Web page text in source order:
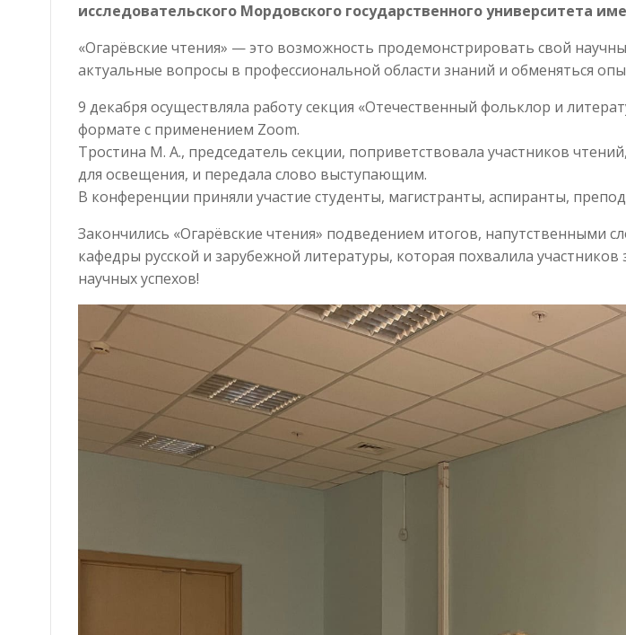
исследовательского Мордовского государственного университета
«Огарёвские чтения» — это возможность продемонстрировать свой
актуальные вопросы в профессиональной области знаний и обменяться
9 декабря осуществляла работу секция «Отечественный фольклор и
формате с применением Zoom.
Тростина М. А., председатель секции, поприветствовала участников
для освещения, и передала слово выступающим.
В конференции приняли участие студенты, магистранты, аспиранты,
Закончились «Огарёвские чтения» подведением итогов, напутственными
кафедры русской и зарубежной литературы, которая похвалила
научных успехов!